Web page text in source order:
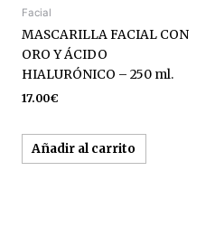
Facial
MASCARILLA FACIAL CON
ORO Y ÁCIDO
HIALURÓNICO – 250 ml.
17.00€
Añadir al carrito